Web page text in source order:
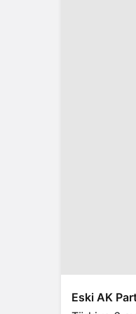
Eski AK